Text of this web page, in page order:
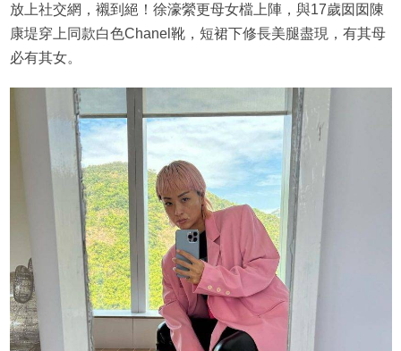
放上社交網，襯到絕！徐濠縈更母女檔上陣，與17歲囡囡陳
康堤穿上同款白色Chanel靴，短裙下修長美腿盡現，有其母
必有其女。